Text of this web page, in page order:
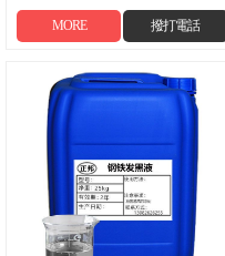
MORE 撥打電話